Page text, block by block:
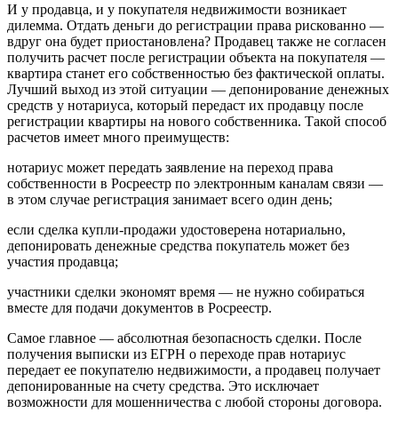
И у продавца, и у покупателя недвижимости возникает
дилемма. Отдать деньги до регистрации права рискованно —
вдруг она будет приостановлена? Продавец также не согласен
получить расчет после регистрации объекта на покупателя —
квартира станет его собственностью без фактической оплаты.
Лучший выход из этой ситуации — депонирование денежных
средств у нотариуса, который передаст их продавцу после
регистрации квартиры на нового собственника. Такой способ
расчетов имеет много преимуществ:
нотариус может передать заявление на переход права
собственности в Росреестр по электронным каналам связи —
в этом случае регистрация занимает всего один день;
если сделка купли-продажи удостоверена нотариально,
депонировать денежные средства покупатель может без
участия продавца;
участники сделки экономят время — не нужно собираться
вместе для подачи документов в Росреестр.
Самое главное — абсолютная безопасность сделки. После
получения выписки из ЕГРН о переходе прав нотариус
передает ее покупателю недвижимости, а продавец получает
депонированные на счету средства. Это исключает
возможности для мошенничества с любой стороны договора.